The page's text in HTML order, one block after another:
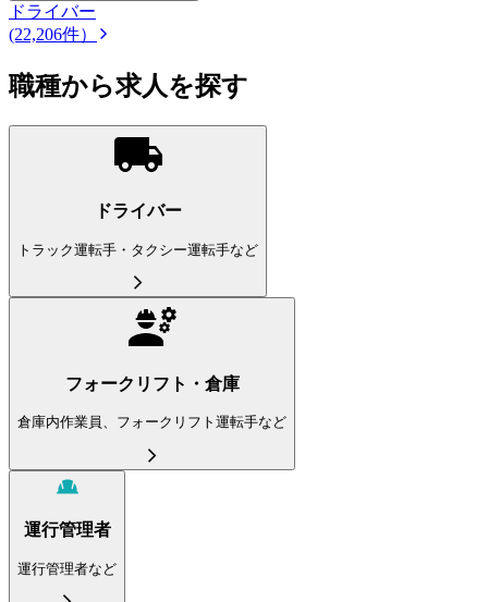
ドライバー
(22,206件）
職種から求人を探す
ドライバー
トラック運転手・タクシー運転手など
フォークリフト・倉庫
倉庫内作業員、フォークリフト運転手など
運行管理者
運行管理者など